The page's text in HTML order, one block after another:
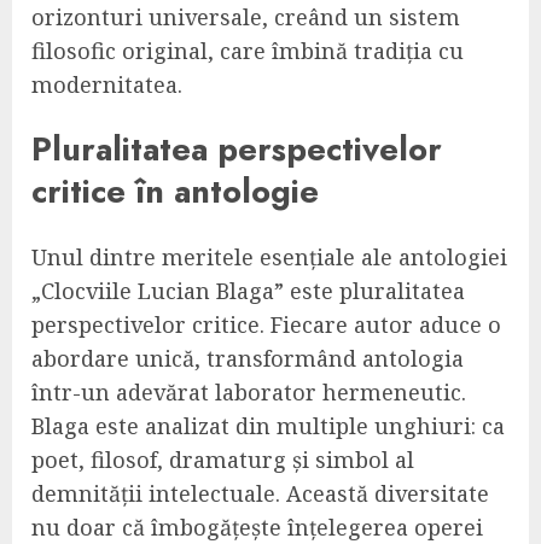
orizonturi universale, creând un sistem
filosofic original, care îmbină tradiția cu
modernitatea.
Pluralitatea perspectivelor
critice în antologie
Unul dintre meritele esențiale ale antologiei
„Clocviile Lucian Blaga” este pluralitatea
perspectivelor critice. Fiecare autor aduce o
abordare unică, transformând antologia
într-un adevărat laborator hermeneutic.
Blaga este analizat din multiple unghiuri: ca
poet, filosof, dramaturg și simbol al
demnității intelectuale. Această diversitate
nu doar că îmbogățește înțelegerea operei